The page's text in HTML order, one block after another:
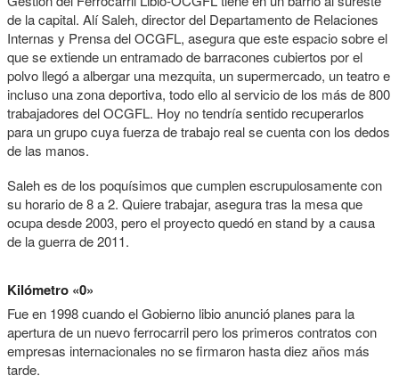
de la capital. Alí Saleh, director del Departamento de Relaciones
Internas y Prensa del OCGFL, asegura que este espacio sobre el
que se extiende un entramado de barracones cubiertos por el
polvo llegó a albergar una mezquita, un supermercado, un teatro e
incluso una zona deportiva, todo ello al servicio de los más de 800
trabajadores del OCGFL. Hoy no tendría sentido recuperarlos
para un grupo cuya fuerza de trabajo real se cuenta con los dedos
de las manos.
Saleh es de los poquísimos que cumplen escrupulosamente con
su horario de 8 a 2. Quiere trabajar, asegura tras la mesa que
ocupa desde 2003, pero el proyecto quedó en stand by a causa
de la guerra de 2011.
Kilómetro «0»
Fue en 1998 cuando el Gobierno libio anunció planes para la
apertura de un nuevo ferrocarril pero los primeros contratos con
empresas internacionales no se firmaron hasta diez años más
tarde.